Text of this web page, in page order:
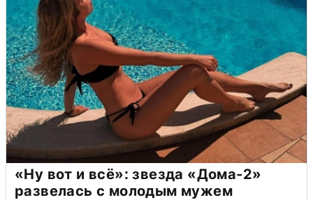
«Ну вот и всё»: звезда «Дома-2»
развелась с молодым мужем